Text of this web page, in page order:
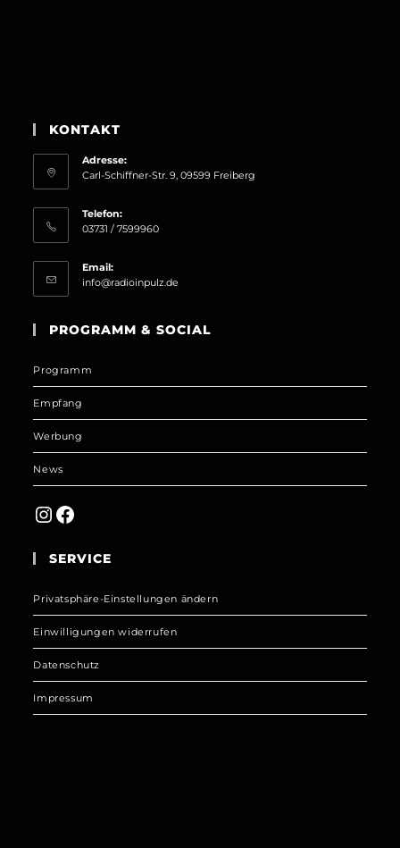
KONTAKT
Adresse:
Carl-Schiffner-Str. 9, 09599 Freiberg
Telefon:
03731 / 7599960
Email:
info@radioinpulz.de
application
PROGRAMM & SOCIAL
Programm
Empfang
Werbung
News
Instagram
Facebook
SERVICE
Privatsphäre-Einstellungen ändern
Einwilligungen widerrufen
Datenschutz
Impressum